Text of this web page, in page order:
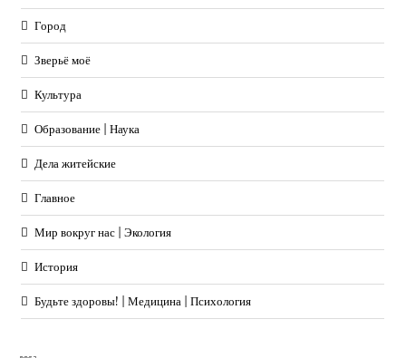
Город
Зверьё моё
Культура
Образование | Наука
Дела житейские
Главное
Мир вокруг нас | Экология
История
Будьте здоровы! | Медицина | Психология